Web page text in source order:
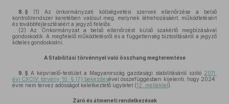
8. § (1) Az önkormányzati költségvetési szervek ellenőrzése a belső
kontrollrendszer keretében valósul meg, melynek létrehozásáért, működtetésért
és továbbfejlesztéséért a jegyző felelős.
(2) Az Önkormányzat a belső ellenőrzést külső szakértő megbízásával
gondoskodik. A megfelelő működtetésről és a függetlenség biztosításáról a jegyző
köteles gondoskodni.
A Stabilitási törvénnyel való összhang megteremtése
9. § A képviselő-testület a Magyarország gazdasági stabilitásáról szóló 2011.
évi CXCIV. törvény 10. § (7) bekezdésével összefüggésben kijelenti, hogy 2024.
évre nem tervez adósságot keletkeztető ügyletet (12. melléklet).
Záró és átmeneti rendelkezések